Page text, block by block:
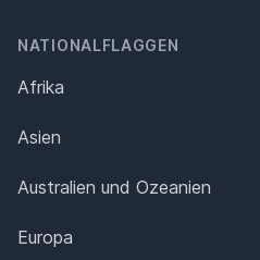
NATIONALFLAGGEN
Afrika
Asien
Australien und Ozeanien
Europa